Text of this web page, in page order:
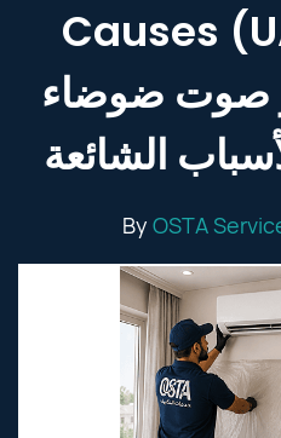
Causes
صوت ضوضاء
الشائعة
By